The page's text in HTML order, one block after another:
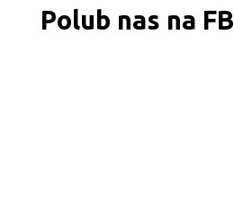
Polub nas na FB